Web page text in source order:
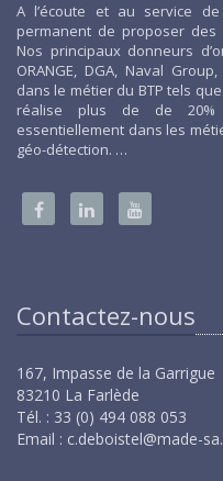
A l’écoute et au service
permanent de proposer
Nos principaux donneurs
ORANGE, DGA, Naval
dans le métier du BTP tels que
réalise plus de de 20%
essentiellement dans les
géo-détection. …
Contactez-nous
167, Impasse de la Garrigue
83210 La Farlède
Tél. : 33 (0) 494 088 053
Email : c.deboistel@made-